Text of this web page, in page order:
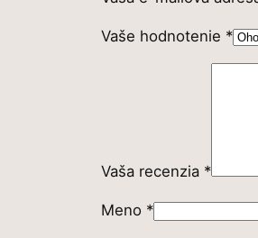
Vaše hodnotenie *
Vaša recenzia *
Meno *